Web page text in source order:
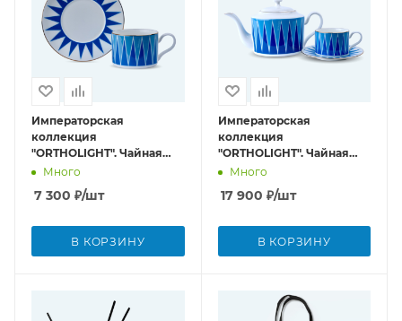
Императорская
коллекция
"ORTHOLIGHT". Чайная
традиция (Чашка/
Много
7 300 ₽/шт
В КОРЗИНУ
Императорская
коллекция
"ORTHOLIGHT". Чайная
лазурь (Чайник/чашка/
Много
17 900 ₽/шт
В КОРЗИНУ